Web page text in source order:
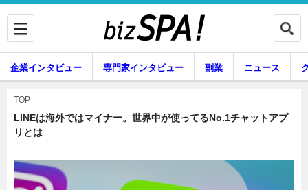
企業インタビュー 専門家インタビュー
企業インタビュー 専門家インタビュー 副業 ニュース
暮らし
TOP
LINEは海外ではマイナー。世界中が使ってるNo.1チャットアプ
リとは